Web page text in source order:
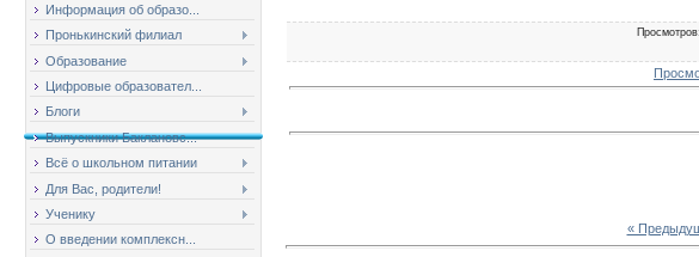
Информация об образо...
Пронькинский филиал
Образование
Цифровые образовател...
Блоги
Выпускники Баклановс...
Всё о школьном питании
Для Вас, родители!
Ученику
О введении комплексн...
Просмотров
«